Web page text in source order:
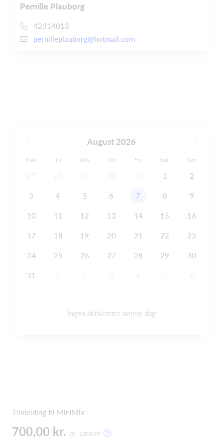
Pernille Plauborg
42314013
pernilleplauborg@hotmail.com
August 2026
Man Tir Ons Tor Fre Lør Søn
1 2
3 4 5 6 7 8 9
10 11 12 13 14 15 16
17 18 19 20 21 22 23
24 25 26 27 28 29 30
31
Ingen aktiviteter denne dag
Tilmelding til MiniMix
700,00 kr. pr. sæson